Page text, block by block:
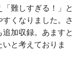
難しすぎる！」と
くなりました。さ
加収録。あますと
と考えておりま